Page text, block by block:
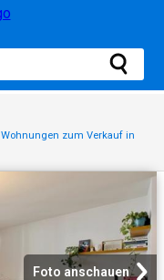
Wohnungen zum Verkauf in
Foto anschauen